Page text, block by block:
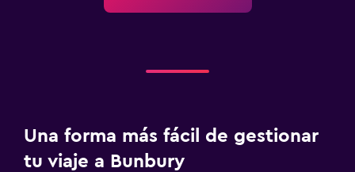
Servicios y facilidades
Servicio de habitaciones
Una forma más fácil de gestionar
tu viaje a Bunbury